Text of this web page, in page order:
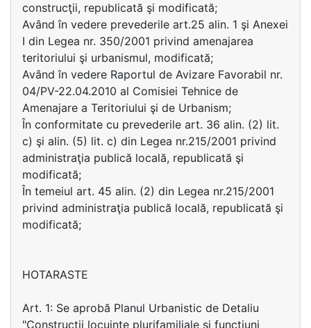
construcţii, republicată şi modificată;
Având în vedere prevederile art.25 alin. 1 şi Anexei
I din Legea nr. 350/2001 privind amenajarea
teritoriului şi urbanismul, modificată;
Având în vedere Raportul de Avizare Favorabil nr.
04/PV-22.04.2010 al Comisiei Tehnice de
Amenajare a Teritoriului şi de Urbanism;
În conformitate cu prevederile art. 36 alin. (2) lit.
c) şi alin. (5) lit. c) din Legea nr.215/2001 privind
administraţia publică locală, republicată şi
modificată;
În temeiul art. 45 alin. (2) din Legea nr.215/2001
privind administraţia publică locală, republicată şi
modificată;
HOTARASTE
Art. 1: Se aprobă Planul Urbanistic de Detaliu
"Constructii locuinţe plurifamiliale si functiuni